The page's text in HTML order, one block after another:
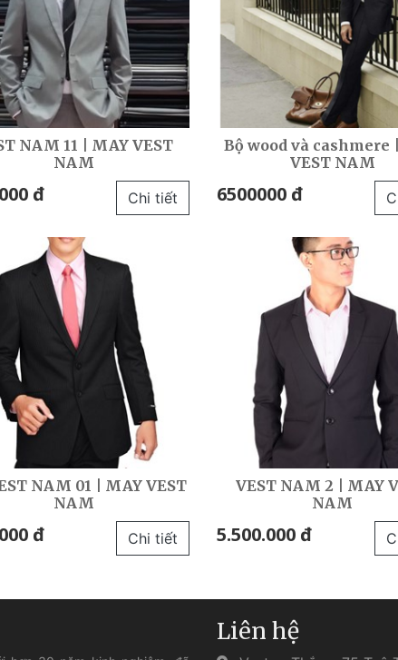
NAM 11 | MAY VEST
NAM
đ Chi tiết
Bộ wood và cashmere
VEST NAM
6500000 đ
NAM 01 | MAY VEST
NAM
đ Chi tiết
VEST NAM 2 | MAY
NAM
5.500.000 đ
Liên hệ